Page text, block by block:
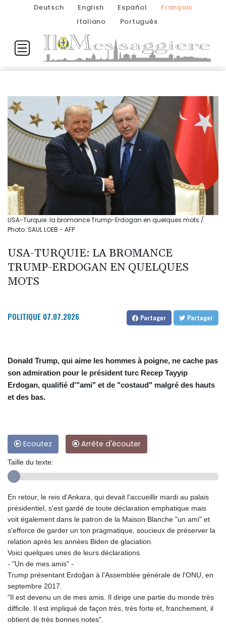
Deutsch English Español
Français
Italiano
Português
USA-Turquie: la bromance Trump-Erdogan en quelques mots /
Photo: SAUL LOEB - AFP
USA-TURQUIE: LA BROMANCE
TRUMP-ERDOGAN EN QUELQUES
MOTS
POLITIQUE 07.07.2026 Partager Partager
Donald Trump, qui aime les hommes à poigne, ne cache pas
son admiration pour le président turc Recep Tayyip
Erdogan, qualifié d'"ami" et de "costaud" malgré des hauts
et des bas.
Ecoutez Arrête d'écouter
Taille du texte:
En retour, le reis d'Ankara, qui devait l'accueillir mardi au palais
présidentiel, s'est gardé de toute déclaration emphatique mais
voit également dans le patron de la Maison Blanche "un ami" et
s'efforce de garder un ton pragmatique, soucieux de préserver la
relation après les années Biden de glaciation.
Voici quelques unes de leurs déclarations.
- "Un de mes amis" -
Trump présentant Erdoğan à l'Assemblée générale de l'ONU, en
septembre 2017.
"Il est devenu un de mes amis. Il dirige une partie du monde très
difficile. Il est impliqué de façon très, très forte et, franchement, il
obtient de très bonnes notes".